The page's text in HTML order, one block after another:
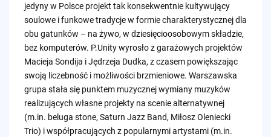
jedyny w Polsce projekt tak konsekwentnie kultywujący
soulowe i funkowe tradycje w formie charakterystycznej dla
obu gatunków – na żywo, w dziesięcioosobowym składzie,
bez komputerów. P.Unity wyrosło z garażowych projektów
Macieja Sondija i Jędrzeja Dudka, z czasem powiększając
swoją liczebność i możliwości brzmieniowe. Warszawska
grupa stała się punktem muzycznej wymiany muzyków
realizujących własne projekty na scenie alternatywnej
(m.in. beluga stone, Saturn Jazz Band, Miłosz Oleniecki
Trio) i współpracujących z popularnymi artystami (m.in.